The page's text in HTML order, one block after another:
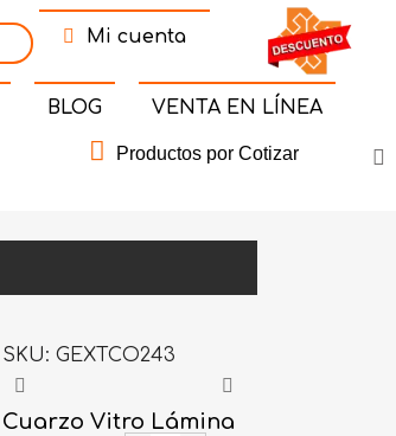
Mi cuenta
BLOG VENTA EN LÍNEA
Productos por Cotizar
SKU GEXTCO243
Cuarzo Vitro Lámina